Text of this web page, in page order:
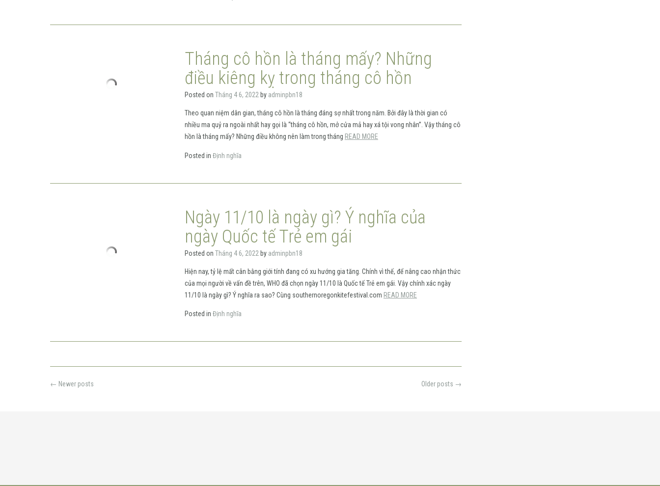
Tháng cô hồn là tháng mấy? Những
điều kiêng kỵ trong tháng cô hồn
Posted on Tháng 4 6, 2022 by adminpbn18
Theo quan niệm dân gian, tháng cô hồn là tháng đáng sợ nhất trong năm. Bởi đây là thời gian có
nhiều ma quỷ ra ngoài nhất hay gọi là “tháng cô hồn, mở cửa mả hay xá tội vong nhân”. Vậy tháng cô
hồn là tháng mấy? Những điều không nên làm trong tháng READ MORE
Posted in Định nghĩa
Ngày 11/10 là ngày gì? Ý nghĩa của
ngày Quốc tế Trẻ em gái
Posted on Tháng 4 6, 2022 by adminpbn18
Hiện nay, tỷ lệ mất cân bằng giới tính đang có xu hướng gia tăng. Chính vì thế, để nâng cao nhận thức
của mọi người về vấn đề trên, WHO đã chọn ngày 11/10 là Quốc tế Trẻ em gái. Vậy chính xác ngày
11/10 là ngày gì? Ý nghĩa ra sao? Cùng southernoregonkitefestival.com READ MORE
Posted in Định nghĩa
Posts
Older posts →
← Newer posts